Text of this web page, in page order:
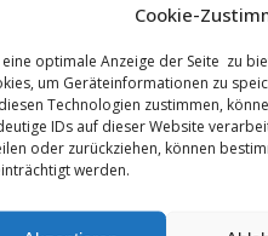
Cookie-
eine optimale Anzeige der Seite zu
um Geräteinformationen zu
Technologien zustimmen,
IDs auf dieser Website
oder zurückziehen, können
werden.
Blick für Wirkung